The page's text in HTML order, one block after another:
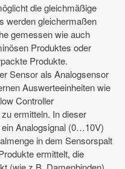
die gleichmäßige
werden gleichermaßen
gemessen wie auch
Produktes oder
Produkte.
Sensor als Analogsensor
Auswerteeinheiten wie
Controller
ermitteln. In dieser
Analogsignal (0…10V)
in dem Sensorspalt
ermittelt, die